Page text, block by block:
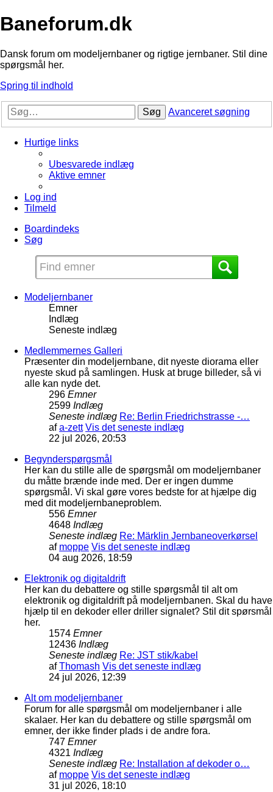
Baneforum.dk
Dansk forum om modeljernbaner og rigtige jernbaner. Stil dine
spørgsmål her.
Spring til indhold
Søg Avanceret søgning
Hurtige links
Ubesvarede indlæg
Aktive emner
Log ind
Tilmeld
Boardindeks
Søg
Modeljernbaner
Emner
Indlæg
Seneste indlæg
Medlemmernes Galleri
Præsenter din modeljernbane, dit nyeste diorama eller
nyeste skud på samlingen. Husk at bruge billeder, så vi
alle kan nyde det.
296 Emner
2599 Indlæg
Seneste indlæg Re: Berlin Friedrichstrasse -…
afa-zett Vis det seneste indlæg
22 jul 2026, 20:53
Begynderspørgsmål
Her kan du stille alle de spørgsmål om modeljernbaner
du måtte brænde inde med. Der er ingen dumme
spørgsmål. Vi skal gøre vores bedste for at hjælpe dig
med dit modeljernbaneproblem.
556 Emner
4648 Indlæg
Seneste indlæg Re: Märklin Jernbaneoverkørsel
af moppe Vis det seneste indlæg
04 aug 2026, 18:59
Elektronik og digitaldrift
Her kan du debattere og stille spørgsmål til alt om
elektronik og digitaldrift på modeljernbanen. Skal du have
hjælp til en dekoder eller driller signalet? Stil dit spørsmål
her.
1574 Emner
12436 Indlæg
Seneste indlæg Re: JST stik/kabel
afThomash Vis det seneste indlæg
24 jul 2026, 12:39
Alt om modeljernbaner
Forum for alle spørgsmål om modeljernbaner i alle
skalaer. Her kan du debattere og stille spørgsmål om
emner, der ikke finder plads i de andre fora.
747 Emner
4321 Indlæg
Seneste indlæg Re: Installation af dekoder o…
af moppe Vis det seneste indlæg
31 jul 2026, 18:10